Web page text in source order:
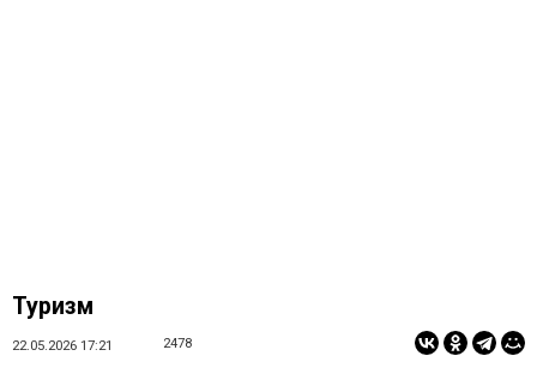
Туризм
22.05.2026 17:21 2478